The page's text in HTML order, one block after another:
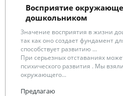
Восприятие
дошкольником
Значение восприятия в жизни
так как оно создает фундамент
способствует развитию ...
При серьезных отставаниях
психического развития . Мы
окружающего...
Предлагаю